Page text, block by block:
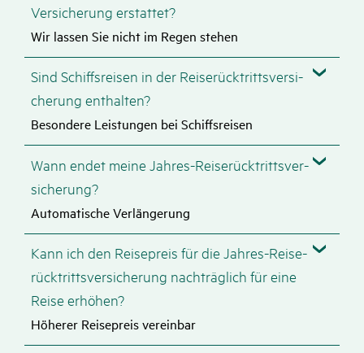
Versi­che­rung erstattet?
Wir lassen Sie nicht im Regen stehen
Sind Schiffs­reisen in der Reise­rück­tritts­ver­si­
che­rung enthalten?
Besondere Leistungen bei Schiffsreisen
Wann endet meine Jahres-Reise­rück­tritts­ver­
si­che­rung?
Automatische Verlängerung
Kann ich den Reise­preis für die Jahres-Reise­
rück­tritts­ver­si­che­rung nach­träg­lich für eine
Reise erhöhen?
Höherer Reisepreis vereinbar